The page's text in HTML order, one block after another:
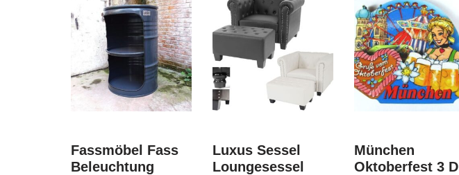
Fassmöbel Fass
Beleuchtung
Luxus Sessel
Loungesessel
München
Oktoberfest 3 D